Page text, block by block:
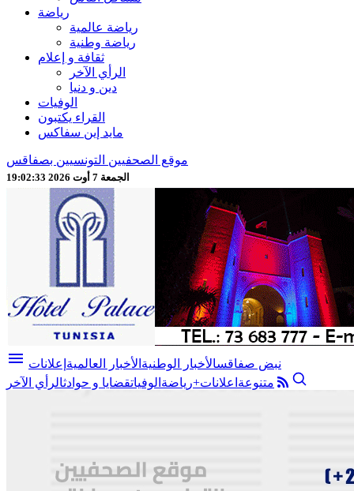
رياضة
رياضة عالمية
رياضة وطنية
ثقافة و إعلام
الرأي الآخر
دين و دنيا
الوفيات
القراء يكتبون
مايد إين سفاكس
موقع الصحفيين التونسيين بصفاقس
الجمعة 7 أوت 2026 19:02:34
menu نبض صفاقسالأخبار الوطنية الأخبار العالمية إعلانات
متنوعة اعلانات+رياضة الوفياتقضايا و حوادثالرأي الآخر